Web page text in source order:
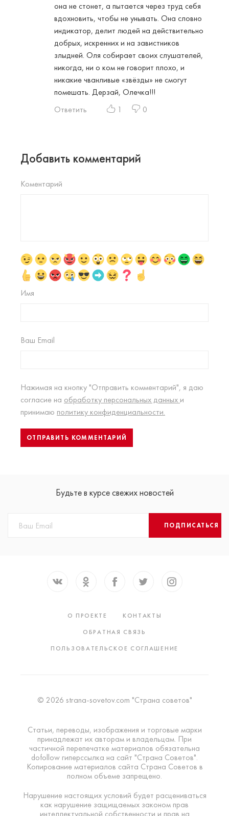
она не стонет, а пытается через труд себя
вдохновить, чтобы не унывать. Она словно
индикатор, делит людей на действительно
добрых, искренних и на завистников
злыдней. Оля собирает своих слушателей,
никогда, ни о ком не говорит плохо, и
никакие чванливые «звёзды» не смогут
помешать. Дерзай, Олечка!!!
Ответить
1 0
Добавить комментарий
Коментарий
Имя
Ваш Email
Нажимая на кнопку "Отправить комментарий", я даю
согласие на обработку персональных данных и
принимаю политику конфиденциальности.
Будьте в курсе свежих новостей
ПОДПИСАТЬСЯ
О ПРОЕКТЕ
КОНТАКТЫ
ОБРАТНАЯ СВЯЗЬ
ПОЛЬЗОВАТЕЛЬСКОЕ СОГЛАШЕНИЕ
© 2026 strana-sovetov.com "Страна советов"
Статьи, переводы, изображения и торговые марки
принадлежат их авторам и владельцам. При
частичной перепечатке материалов обязательна
dofollow гиперссылка на сайт "Страна Советов".
Копирование материалов сайта Страна Советов в
полном объеме запрещено.
Нарушение настоящих условий будет расцениваться
как нарушение защищаемых законом прав
интеллектуальной собственности и прав на